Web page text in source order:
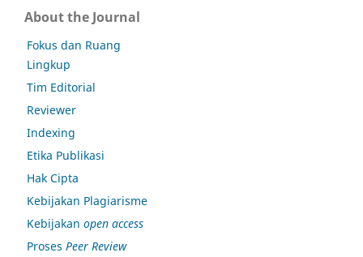
About the Journal
Fokus dan Ruang
Lingkup
Tim Editorial
Reviewer
Indexing
Etika Publikasi
Hak Cipta
Kebijakan Plagiarisme
Kebijakan open access
Proses Peer Review